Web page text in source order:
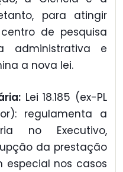
para atingir
de pesquisa
administrativa e
a nova lei.
Lei 18.185 (ex-PL
regulamenta a
no Executivo,
da prestação
especial nos casos